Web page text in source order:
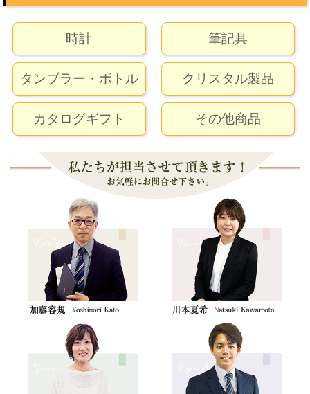
時計
タンブラー・ボトル
カタログギフト
筆記具
クリスタル製品
その他商品